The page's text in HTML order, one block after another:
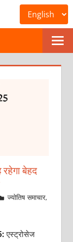
बेहद
ज्योतिष समाचार,
एस्ट्रोसेज